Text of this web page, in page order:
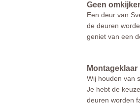
Geen
Een deur van
de deuren
geniet van een
Wij houden van
Je hebt de
deuren worden